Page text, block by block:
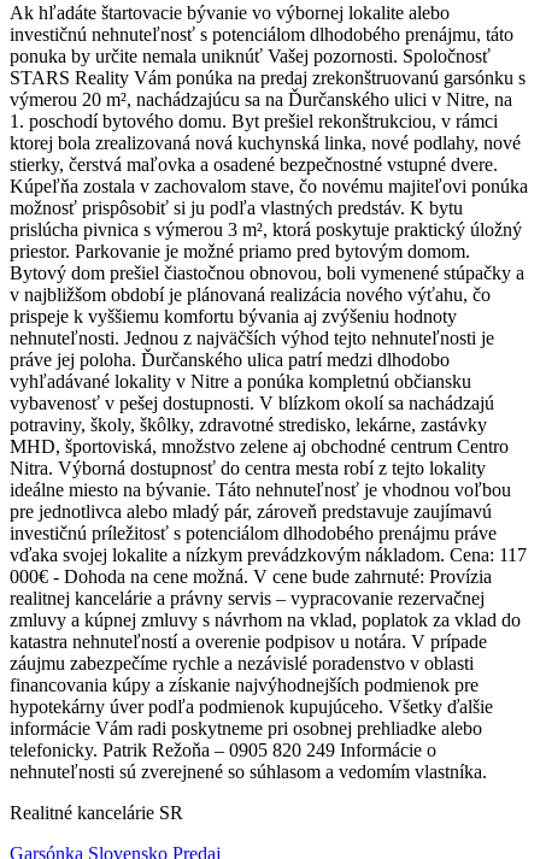
Ak hľadáte štartovacie bývanie vo výbornej lokalite alebo
investičnú nehnuteľnosť s potenciálom dlhodobého prenájmu, táto
ponuka by určite nemala uniknúť Vašej pozornosti. Spoločnosť
STARS Reality Vám ponúka na predaj zrekonštruovanú garsónku s
výmerou 20 m², nachádzajúcu sa na Ďurčanského ulici v Nitre, na
1. poschodí bytového domu. Byt prešiel rekonštrukciou, v rámci
ktorej bola zrealizovaná nová kuchynská linka, nové podlahy, nové
stierky, čerstvá maľovka a osadené bezpečnostné vstupné dvere.
Kúpeľňa zostala v zachovalom stave, čo novému majiteľovi ponúka
možnosť prispôsobiť si ju podľa vlastných predstáv. K bytu
prislúcha pivnica s výmerou 3 m², ktorá poskytuje praktický úložný
priestor. Parkovanie je možné priamo pred bytovým domom.
Bytový dom prešiel čiastočnou obnovou, boli vymenené stúpačky a
v najbližšom období je plánovaná realizácia nového výťahu, čo
prispeje k vyššiemu komfortu bývania aj zvýšeniu hodnoty
nehnuteľnosti. Jednou z najväčších výhod tejto nehnuteľnosti je
práve jej poloha. Ďurčanského ulica patrí medzi dlhodobo
vyhľadávané lokality v Nitre a ponúka kompletnú občiansku
vybavenosť v pešej dostupnosti. V blízkom okolí sa nachádzajú
potraviny, školy, škôlky, zdravotné stredisko, lekárne, zastávky
MHD, športoviská, množstvo zelene aj obchodné centrum Centro
Nitra. Výborná dostupnosť do centra mesta robí z tejto lokality
ideálne miesto na bývanie. Táto nehnuteľnosť je vhodnou voľbou
pre jednotlivca alebo mladý pár, zároveň predstavuje zaujímavú
investičnú príležitosť s potenciálom dlhodobého prenájmu práve
vďaka svojej lokalite a nízkym prevádzkovým nákladom. Cena: 117
000€ - Dohoda na cene možná. V cene bude zahrnuté: Provízia
realitnej kancelárie a právny servis – vypracovanie rezervačnej
zmluvy a kúpnej zmluvy s návrhom na vklad, poplatok za vklad do
katastra nehnuteľností a overenie podpisov u notára. V prípade
záujmu zabezpečíme rychle a nezávislé poradenstvo v oblasti
financovania kúpy a získanie najvýhodnejších podmienok pre
hypotekárny úver podľa podmienok kupujúceho. Všetky ďalšie
informácie Vám radi poskytneme pri osobnej prehliadke alebo
telefonicky. Patrik Režoňa – 0905 820 249 Informácie o
nehnuteľnosti sú zverejnené so súhlasom a vedomím vlastníka.
Realitné kancelárie SR
Garsónka Slovensko Predaj